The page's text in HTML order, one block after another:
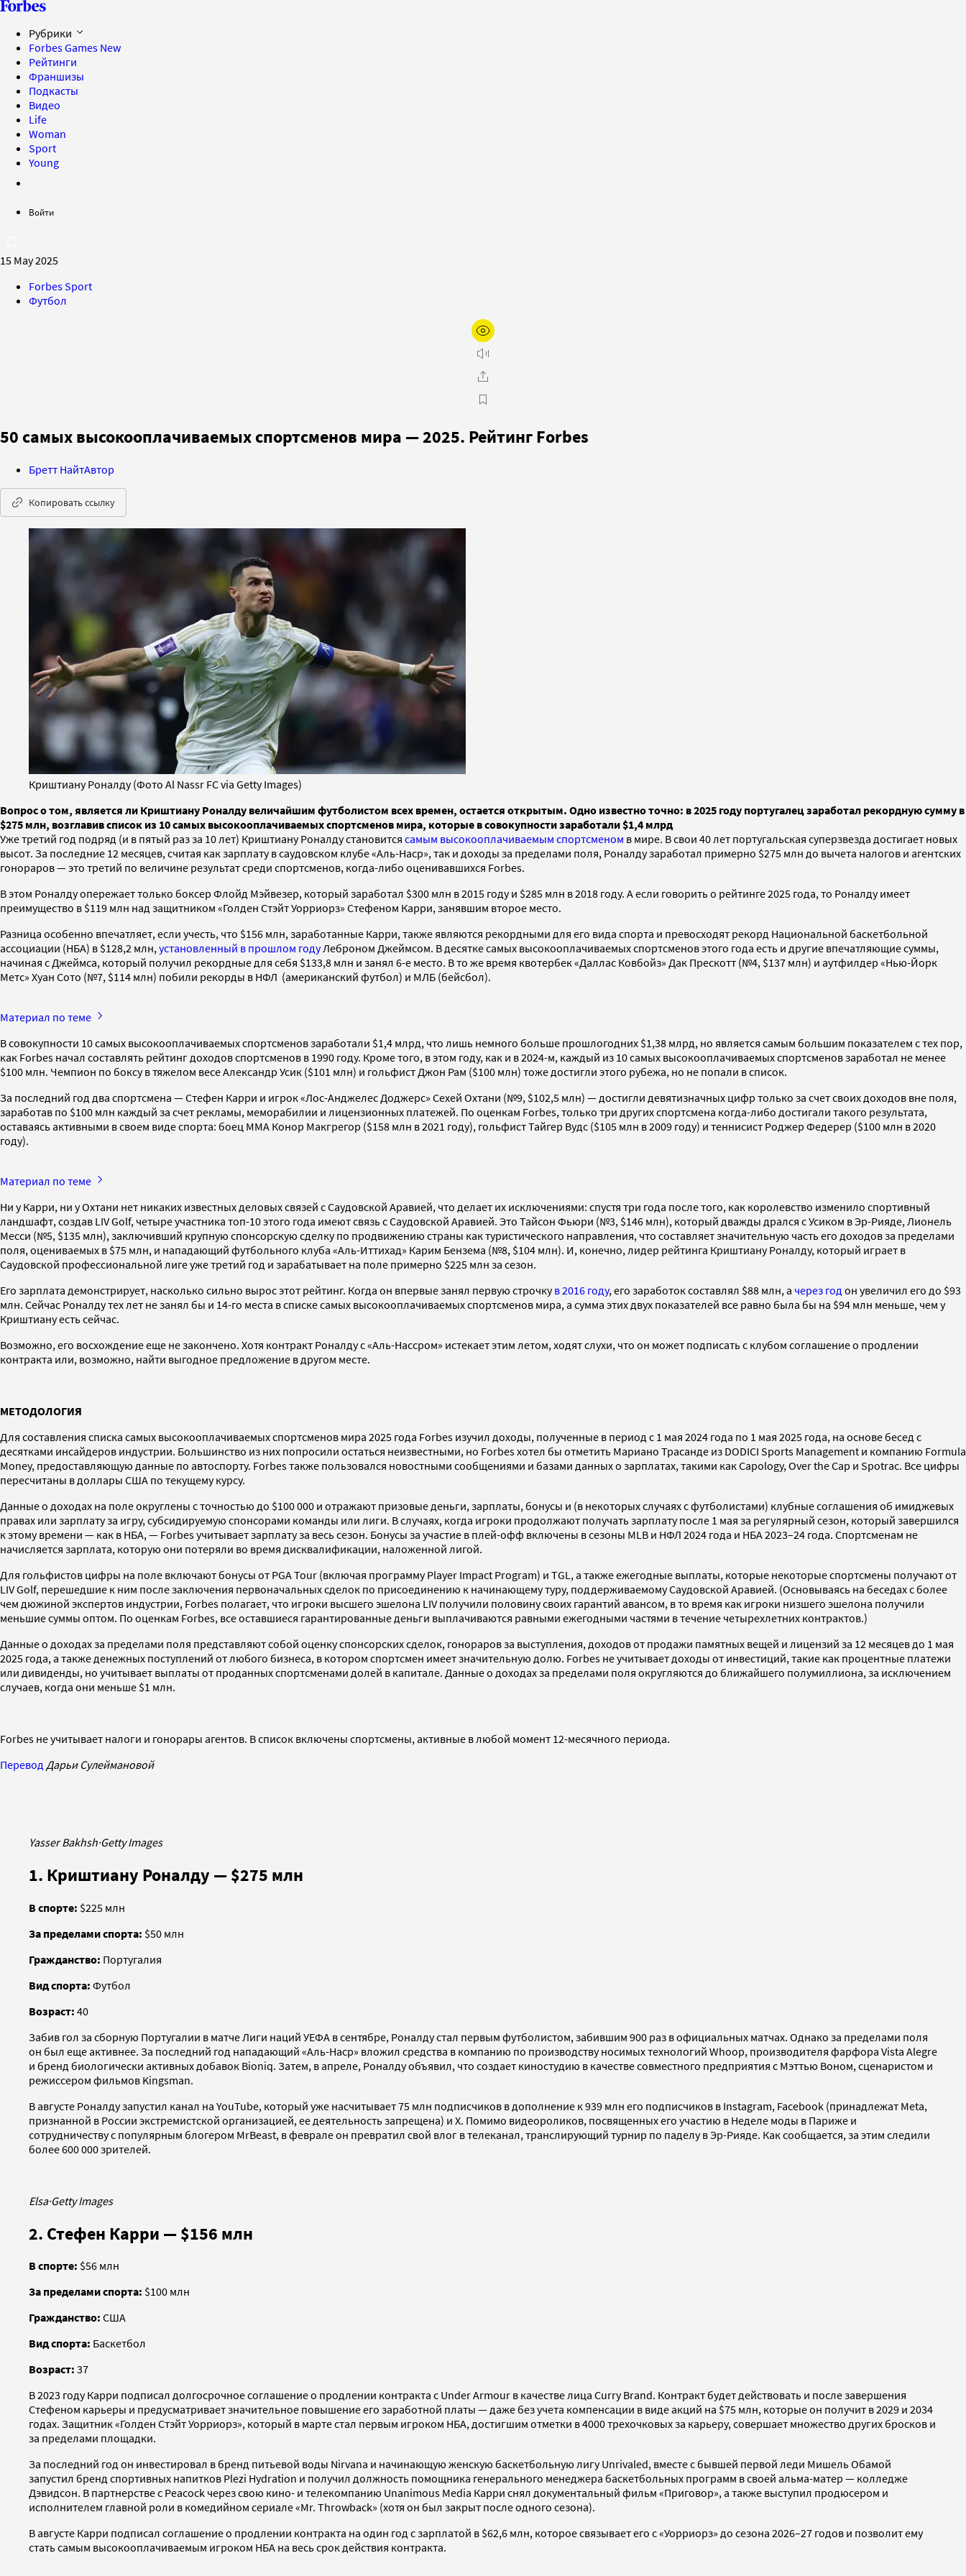
Рубрики
Forbes Games New
Рейтинги
Франшизы
Подкасты
Видео
Life
Woman
Sport
Young
Войти
15 May 2025
Forbes Sport
Футбол
50 самых высокооплачиваемых спортсменов мира — 2025. Рейтинг Forbes
Бретт НайтАвтор
Копировать ссылку
Криштиану Роналду (Фото Al Nassr FC via Getty Images)
Вопрос о том, является ли Криштиану Роналду величайшим футболистом всех времен, остается открытым. Одно известно точно: в 2025 году португалец заработал рекордную сумму в
$275 млн, возглавив список из 10 самых высокооплачиваемых спортсменов мира, которые в совокупности заработали $1,4 млрд
Уже третий год подряд (и в пятый раз за 10 лет) Криштиану Роналду становится самым высокооплачиваемым спортсменом в мире. В свои 40 лет португальская суперзвезда достигает новых
высот. За последние 12 месяцев, считая как зарплату в саудовском клубе «Аль-Наср», так и доходы за пределами поля, Роналду заработал примерно $275 млн до вычета налогов и агентских
гонораров — это третий по величине результат среди спортсменов, когда-либо оценивавшихся Forbes.
В этом Роналду опережает только боксер Флойд Мэйвезер, который заработал $300 млн в 2015 году и $285 млн в 2018 году. А если говорить о рейтинге 2025 года, то Роналду имеет
преимущество в $119 млн над защитником «Голден Стэйт Уорриорз» Стефеном Карри, занявшим второе место.
Разница особенно впечатляет, если учесть, что $156 млн, заработанные Карри, также являются рекордными для его вида спорта и превосходят рекорд Национальной баскетбольной
ассоциации (НБА) в $128,2 млн, установленный в прошлом годуЛеброном Джеймсом. В десятке самых высокооплачиваемых спортсменов этого года есть и другие впечатляющие суммы,
начиная с Джеймса, который получил рекордные для себя $133,8 млн и занял 6-е место. В то же время квотербек «Даллас Ковбойз» Дак Прескотт (№4, $137 млн) и аутфилдер «Нью-Йорк
Метс» Хуан Сото (№7, $114 млн) побили рекорды в НФЛ (американский футбол) и МЛБ (бейсбол).
Материал по теме
В совокупности 10 самых высокооплачиваемых спортсменов заработали $1,4 млрд, что лишь немного больше прошлогодних $1,38 млрд, но является самым большим показателем с тех пор,
как Forbes начал составлять рейтинг доходов спортсменов в 1990 году. Кроме того, в этом году, как и в 2024-м, каждый из 10 самых высокооплачиваемых спортсменов заработал не менее
$100 млн. Чемпион по боксу в тяжелом весе Александр Усик ($101 млн) и гольфист Джон Рам ($100 млн) тоже достигли этого рубежа, но не попали в список.
За последний год два спортсмена — Стефен Карри и игрок «Лос-Анджелес Доджерс» Сехей Охтани (№9, $102,5 млн) — достигли девятизначных цифр только за счет своих доходов вне поля,
заработав по $100 млн каждый за счет рекламы, меморабилии и лицензионных платежей. По оценкам Forbes, только три других спортсмена когда-либо достигали такого результата,
оставаясь активными в своем виде спорта: боец ММА Конор Макгрегор ($158 млн в 2021 году), гольфист Тайгер Вудс ($105 млн в 2009 году) и теннисист Роджер Федерер ($100 млн в 2020
году).
Материал по теме
Ни у Карри, ни у Охтани нет никаких известных деловых связей с Саудовской Аравией, что делает их исключениями: спустя три года после того, как королевство изменило спортивный
ландшафт, создав LIV Golf, четыре участника топ-10 этого года имеют связь с Саудовской Аравией. Это Тайсон Фьюри (№3, $146 млн), который дважды дрался с Усиком в Эр-Рияде, Лионель
Месси (№5, $135 млн), заключивший крупную спонсорскую сделку по продвижению страны как туристического направления, что составляет значительную часть его доходов за пределами
поля, оцениваемых в $75 млн, и нападающий футбольного клуба «Аль-Иттихад» Карим Бензема (№8, $104 млн). И, конечно, лидер рейтинга Криштиану Роналду, который играет в
Саудовской профессиональной лиге уже третий год и зарабатывает на поле примерно $225 млн за сезон.
Его зарплата демонстрирует, насколько сильно вырос этот рейтинг. Когда он впервые занял первую строчкув 2016 году, его заработок составлял $88 млн, а через год он увеличил его до $93
млн. Сейчас Роналду тех лет не занял бы и 14-го места в списке самых высокооплачиваемых спортсменов мира, а сумма этих двух показателей все равно была бы на $94 млн меньше, чем у
Криштиану есть сейчас.
Возможно, его восхождение еще не закончено. Хотя контракт Роналду с «Аль-Нассром» истекает этим летом, ходят слухи, что он может подписать с клубом соглашение о продлении
контракта или, возможно, найти выгодное предложение в другом месте.
МЕТОДОЛОГИЯ
Для составления списка самых высокооплачиваемых спортсменов мира 2025 года Forbes изучил доходы, полученные в период с 1 мая 2024 года по 1 мая 2025 года, на основе бесед с
десятками инсайдеров индустрии. Большинство из них попросили остаться неизвестными, но Forbes хотел бы отметить Мариано Трасанде из DODICI Sports Management и компанию Formula
Money, предоставляющую данные по автоспорту. Forbes также пользовался новостными сообщениями и базами данных о зарплатах, такими как Capology, Over the Cap и Spotrac. Все цифры
пересчитаны в доллары США по текущему курсу.
Данные о доходах на поле округлены с точностью до $100 000 и отражают призовые деньги, зарплаты, бонусы и (в некоторых случаях с футболистами) клубные соглашения об имиджевых
правах или зарплату за игру, субсидируемую спонсорами команды или лиги. В случаях, когда игроки продолжают получать зарплату после 1 мая за регулярный сезон, который завершился
к этому времени — как в НБА, — Forbes учитывает зарплату за весь сезон. Бонусы за участие в плей-офф включены в сезоны MLB и НФЛ 2024 года и НБА 2023–24 года. Спортсменам не
начисляется зарплата, которую они потеряли во время дисквалификации, наложенной лигой.
Для гольфистов цифры на поле включают бонусы от PGA Tour (включая программу Player Impact Program) и TGL, а также ежегодные выплаты, которые некоторые спортсмены получают от
LIV Golf, перешедшие к ним после заключения первоначальных сделок по присоединению к начинающему туру, поддерживаемому Саудовской Аравией. (Основываясь на беседах с более
чем дюжиной экспертов индустрии, Forbes полагает, что игроки высшего эшелона LIV получили половину своих гарантий авансом, в то время как игроки низшего эшелона получили
меньшие суммы оптом. По оценкам Forbes, все оставшиеся гарантированные деньги выплачиваются равными ежегодными частями в течение четырехлетних контрактов.)
Данные о доходах за пределами поля представляют собой оценку спонсорских сделок, гонораров за выступления, доходов от продажи памятных вещей и лицензий за 12 месяцев до 1 мая
2025 года, а также денежных поступлений от любого бизнеса, в котором спортсмен имеет значительную долю. Forbes не учитывает доходы от инвестиций, такие как процентные платежи
или дивиденды, но учитывает выплаты от проданных спортсменами долей в капитале. Данные о доходах за пределами поля округляются до ближайшего полумиллиона, за исключением
случаев, когда они меньше $1 млн.
Forbes не учитывает налоги и гонорары агентов. В список включены спортсмены, активные в любой момент 12-месячного периода.
Перевод Дарьи Сулеймановой
Yasser Bakhsh·Getty Images
1. Криштиану Роналду — $275 млн
В спорте: $225 млн
За пределами спорта: $50 млн
Гражданство: Португалия
Вид спорта: Футбол
Возраст: 40
Забив гол за сборную Португалии в матче Лиги наций УЕФА в сентябре, Роналду стал первым футболистом, забившим 900 раз в официальных матчах. Однако за пределами поля
он был еще активнее. За последний год нападающий «Аль-Наср» вложил средства в компанию по производству носимых технологий Whoop, производителя фарфора Vista Alegre
и бренд биологически активных добавок Bioniq. Затем, в апреле, Роналду объявил, что создает киностудию в качестве совместного предприятия с Мэттью Воном, сценаристом и
режиссером фильмов Kingsman.
В августе Роналду запустил канал на YouTube, который уже насчитывает 75 млн подписчиков в дополнение к 939 млн его подписчиков в Instagram, Facebook (принадлежат Meta,
признанной в России экстремистской организацией, ее деятельность запрещена) и X. Помимо видеороликов, посвященных его участию в Неделе моды в Париже и
сотрудничеству с популярным блогером MrBeast, в феврале он превратил свой влог в телеканал, транслирующий турнир по паделу в Эр-Рияде. Как сообщается, за этим следили
более 600 000 зрителей.
Elsa·Getty Images
2. Стефен Карри — $156 млн
В спорте: $56 млн
За пределами спорта: $100 млн
Гражданство: США
Вид спорта: Баскетбол
Возраст: 37
В 2023 году Карри подписал долгосрочное соглашение о продлении контракта с Under Armour в качестве лица Curry Brand. Контракт будет действовать и после завершения
Стефеном карьеры и предусматривает значительное повышение его заработной платы — даже без учета компенсации в виде акций на $75 млн, которые он получит в 2029 и 2034
годах. Защитник «Голден Стэйт Уорриорз», который в марте стал первым игроком НБА, достигшим отметки в 4000 трехочковых за карьеру, совершает множество других бросков и
за пределами площадки.
За последний год он инвестировал в бренд питьевой воды Nirvana и начинающую женскую баскетбольную лигу Unrivaled, вместе с бывшей первой леди Мишель Обамой
запустил бренд спортивных напитков Plezi Hydration и получил должность помощника генерального менеджера баскетбольных программ в своей альма-матер — колледже
Дэвидсон. В партнерстве с Peacock через свою кино- и телекомпанию Unanimous Media Карри снял документальный фильм «Приговор», а также выступил продюсером и
исполнителем главной роли в комедийном сериале «Mr. Throwback» (хотя он был закрыт после одного сезона).
В августе Карри подписал соглашение о продлении контракта на один год с зарплатой в $62,6 млн, которое связывает его с «Уорриорз» до сезона 2026–27 годов и позволит ему
стать самым высокооплачиваемым игроком НБА на весь срок действия контракта.